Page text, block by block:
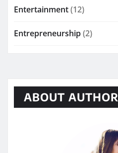
Entertainment(12)
Entrepreneurship(2)
ABOUT AUTHOR